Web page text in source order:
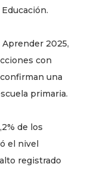
2025,
con
una
primaria.
de los
el nivel
registrado